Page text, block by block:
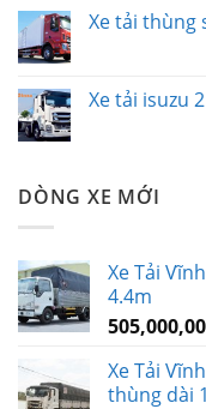
Xe tải thùng
Xe tải isuzu
DÒNG XE MỚI
Xe Tải
4.4m
Xe Tải
thùng dài